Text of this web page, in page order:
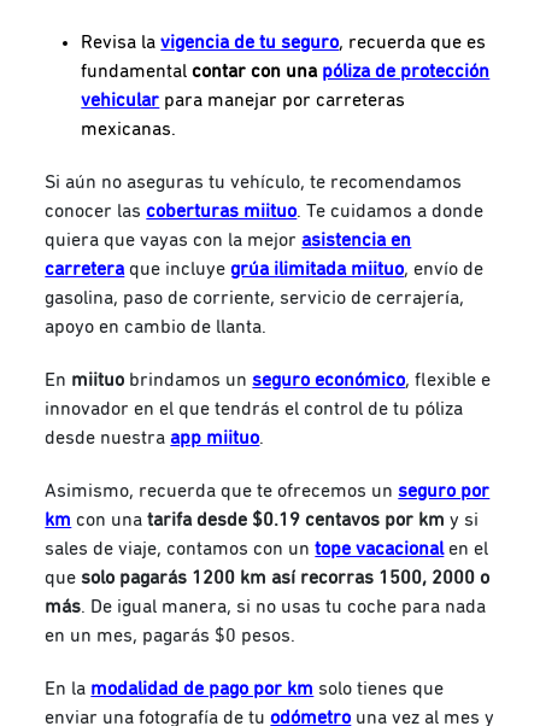
Revisa la vigencia de tu seguro, recuerda que es
fundamentalcontar con una póliza de protección
vehicular para manejar por carreteras
mexicanas.
Si aún no aseguras tu vehículo, te recomendamos
conocer las coberturas miituo. Te cuidamos a donde
quiera que vayas con la mejor asistencia en
carretera que incluye grúa ilimitada miituo, envío de
gasolina, paso de corriente, servicio de cerrajería,
apoyo en cambio de llanta.
En miituo brindamos un seguro económico, flexible e
innovador en el que tendrás el control de tu póliza
desde nuestra app miituo.
Asimismo, recuerda que te ofrecemos un seguro por
km con unatarifa desde $0.19 centavos por km y si
sales de viaje, contamos con un tope vacacionalen el
quesolo pagarás 1200 km así recorras 1500, 2000 o
más. De igual manera, si no usas tu coche para nada
en un mes, pagarás $0 pesos.
En la modalidad de pago por km solo tienes que
enviar una fotografía de tu odómetro una vez al mes y